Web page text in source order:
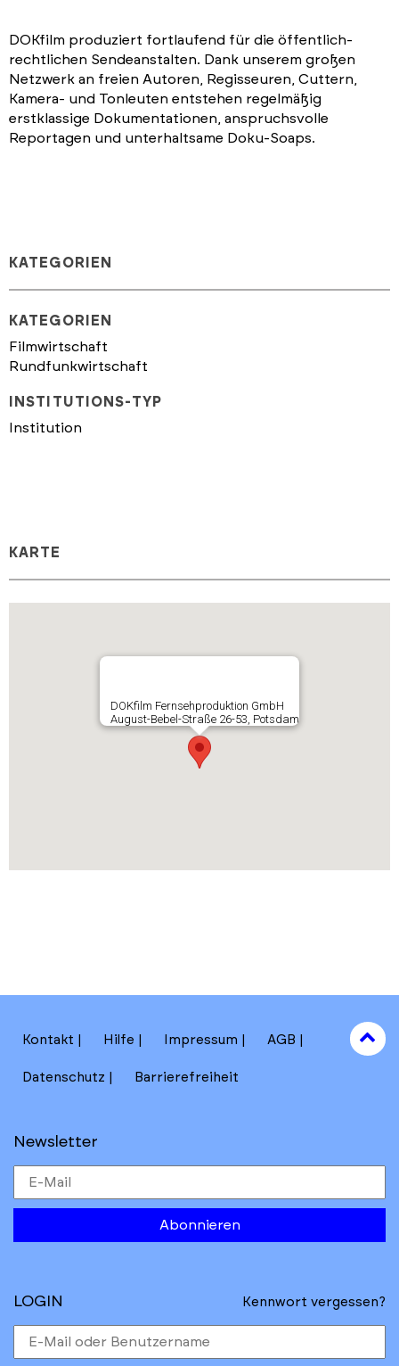
DOKfilm produziert fortlaufend für die öffentlich-
rechtlichen Sendeanstalten. Dank unserem großen
Netzwerk an freien Autoren, Regisseuren, Cuttern,
Kamera- und Tonleuten entstehen regelmäßig
erstklassige Dokumentationen, anspruchsvolle
Reportagen und unterhaltsame Doku-Soaps.
KATEGORIEN
KATEGORIEN
Filmwirtschaft
Rundfunkwirtschaft
INSTITUTIONS-TYP
Institution
KARTE
DOKfilm Fernsehproduktion GmbH
August-Bebel-Straße 26-53, Potsdam
Kontakt Hilfe Impressum AGB
Datenschutz Barrierefreiheit
Newsletter
Abonnieren
to
top
LOGIN Kennwort vergessen?